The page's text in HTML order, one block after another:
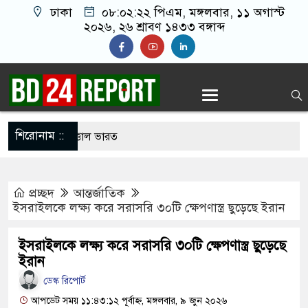
ঢাকা ০৮:০২:২৩ পিএম, মঙ্গলবার, ১১ অগাস্ট
২০২৬, ২৬ শ্রাবণ ১৪৩৩ বঙ্গাব্দ
শিরোনাম ::
আবারো উত্তাল ভারত
লাখ টাকা ছিনতাই
পথে, কমিটি যাবে সেই পথে’ স্লোগানে উত্তাল ঢাবি
প্রচ্ছদ
আন্তর্জাতিক
ইসরাইলকে লক্ষ্য করে সরাসরি ৩০টি ক্ষেপণাস্ত্র ছুড়েছে ইরান
ইসরাইলকে লক্ষ্য করে সরাসরি ৩০টি ক্ষেপণাস্ত্র ছুড়েছে
ইরান
ডেস্ক রিপোর্ট
আপডেট সময় ১১:৪৩:১২ পূর্বাহ্ন, মঙ্গলবার, ৯ জুন ২০২৬